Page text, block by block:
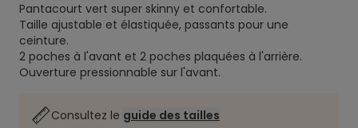
Pantacourt vert super skinny et confortable.
Taille ajustable et élastiquée, passants pour une
ceinture.
2 poches à l'avant et 2 poches plaquées à l'arrière.
Ouverture pressionnable sur l'avant.
Consultez le guide des tailles